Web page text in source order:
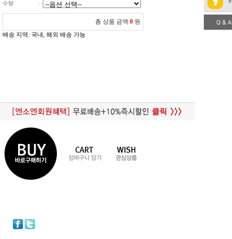
수량 :
총 상품 금액 0 원
배송 지역 : 국내, 해외 배송 가능